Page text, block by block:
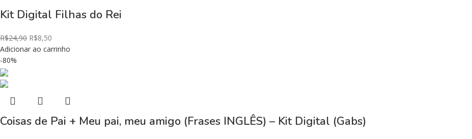
Kit Digital Filhas do Rei
R$24,90 R$8,50
Adicionar ao carrinho
-80%
Coisas de Pai + Meu pai, meu amigo (Frases INGLÊS) – Kit Digital (Gabs)